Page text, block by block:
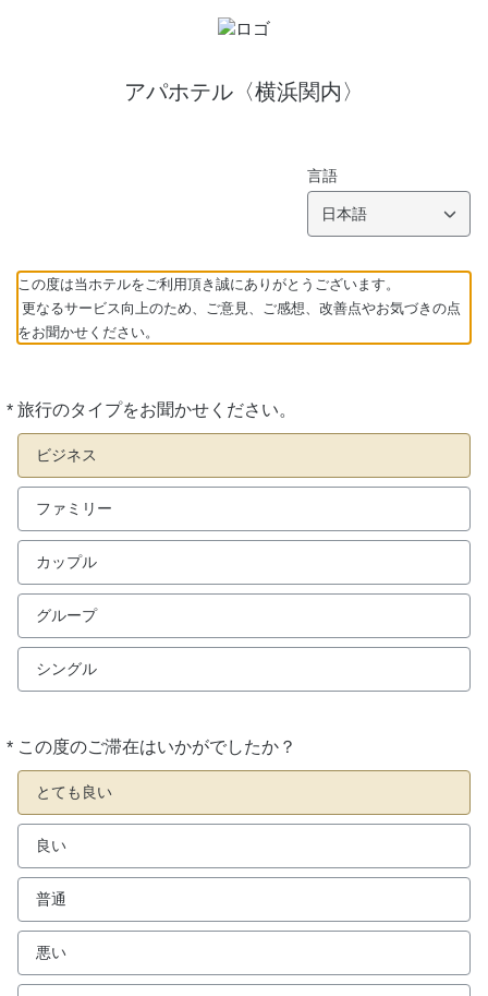
アパホテル〈横浜関内〉
言語
日本語
この度は当ホテルをご利用頂き誠にありがとうございます。
更なるサービス向上のため、ご意見、ご感想、改善点やお気づきの点
をお聞かせください。
* 旅行のタイプをお聞かせください。
必
須
ビジネス
ファミリー
カップル
グループ
シングル
* この度のご滞在はいかがでしたか？
必
須
とても良い
良い
普通
悪い